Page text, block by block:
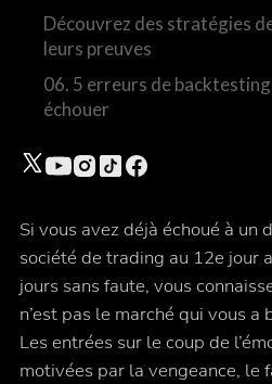
Si vous avez déjà échoué à un
société de trading au 12e jour
jours sans faute, vous
n’est pas le marché qui vous a
Les entrées sur le coup de
motivées par la vengeance, le
Découvrez des stratégies
leurs preuves
06. 5 erreurs de
échouer